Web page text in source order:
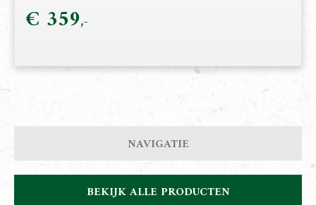
€ 359
NAVIGATIE
BEKIJK ALLE PRODUCTEN